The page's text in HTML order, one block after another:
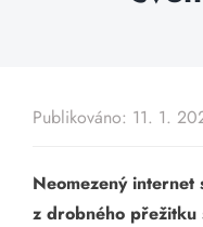
Publikováno: 11. 1.
Neomezený internet
z drobného přežitku